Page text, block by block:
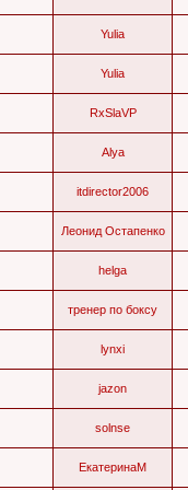
Yulia
Yulia
RxSlaVP
Alya
itdirector2006
Леонид Остапенко
helga
тренер по боксу
lynxi
jazon
solnse
ЕкатеринаМ